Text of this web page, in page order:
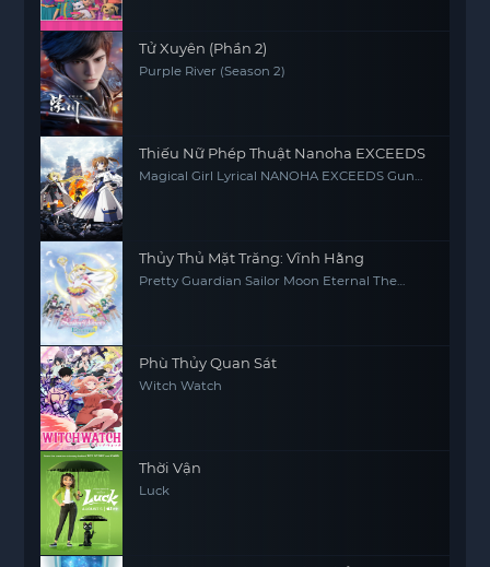
Tử Xuyên (Phần 2)
Purple River (Season 2)
Thiếu Nữ Phép Thuật Nanoha EXCEEDS
Magical Girl Lyrical NANOHA EXCEEDS Gun
Thủy Thủ Mặt Trăng: Vĩnh Hằng
Pretty Guardian Sailor Moon Eternal The
Phù Thủy Quan Sát
Witch Watch
Thời Vận
Luck